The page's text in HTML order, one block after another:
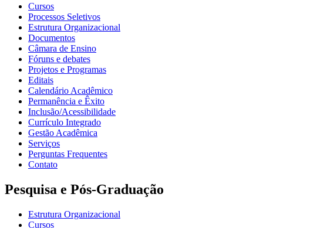
Cursos
Processos Seletivos
Estrutura Organizacional
Documentos
Câmara de Ensino
Fóruns e debates
Projetos e Programas
Editais
Calendário Acadêmico
Permanência e Êxito
Inclusão/Acessibilidade
Currículo Integrado
Gestão Acadêmica
Serviços
Perguntas Frequentes
Contato
Pesquisa e Pós-Graduação
Estrutura Organizacional
Cursos